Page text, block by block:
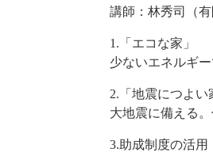
講師：林秀司（
1.「エコな家」
少ないエネルギ
2.「地震につよい
大地震に備える
3.助成制度の活用